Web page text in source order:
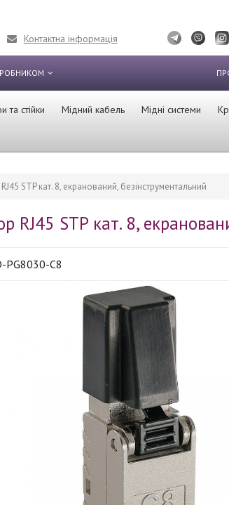
Контактна інформація
та стійки Мідний кабель Мідні системи
STP кат. 8, екранований, безінструментальний
RJ45 STP кат. 8,
PG8030-C8